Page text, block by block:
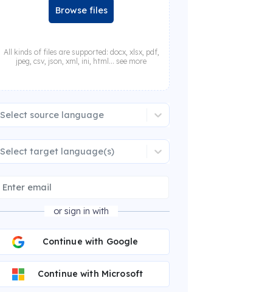
Browse files
All kinds of files are supported: docx, xlsx, pdf,
jpeg, csv, json, xml, ini, html... see more
Select source language
Select target language(s)
or sign in with
Continue with Google
Continue with Microsoft